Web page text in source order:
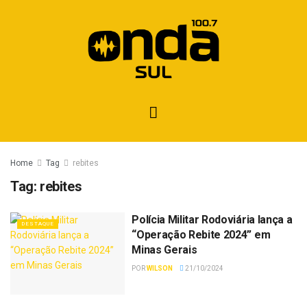
Home Tag rebites
Tag: rebites
DESTAQUE
Polícia Militar Rodoviária lança a
“Operação Rebite 2024” em
Minas Gerais
PORWILSON 21/10/2024